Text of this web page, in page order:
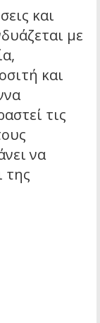
και
με
και
τις
να
της